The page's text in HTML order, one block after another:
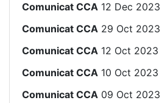
Comunicat CCA 12 Dec 2023
Comunicat CCA 29 Oct 2023
Comunicat CCA 12 Oct 2023
Comunicat CCA 10 Oct 2023
Comunicat CCA 09 Oct 2023